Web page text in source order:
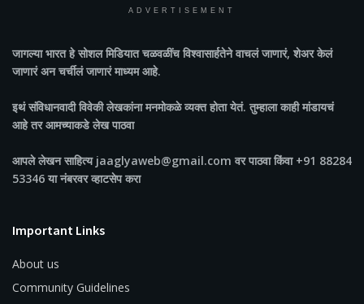
ADVERTISEMENT
जागल्या भारतहे सोशल मिडियात चळवळींच विश्वासार्हतेने वाचलं जाणारं, शेअर केलं
जाणारं अन चर्चीलं जाणारं माध्यम आहे.
इथं संविधानवादी विवेकी लेखकांना मनमोकळे व्यक्त होता येतं. तुम्हाला काही मांडायचं
आहे तर आमच्याकडे लेख पाठवा
आपले लेखन साहित्य jaaglyaweb@gmail.com वर पाठवा किंवा +91 88284
53346 या नंबरवर व्हाटसेप करा
Important Links
About us
Community Guidelines